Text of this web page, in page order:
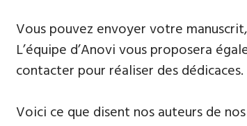
Vous pouvez envoyer votre
L’équipe d’Anovi vous proposera
contacter pour réaliser des dédicaces.
Voici ce que disent nos auteurs de